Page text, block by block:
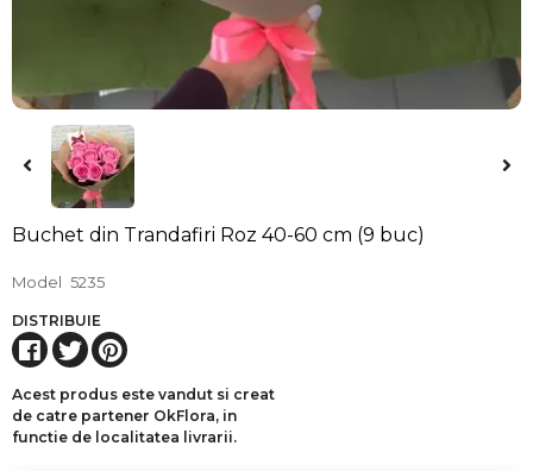
Buchet din Trandafiri Roz 40-60 cm (9 buc)
Model 5235
DISTRIBUIE
Acest produs este vandut si creat
de catre partener OkFlora, in
functie de localitatea livrarii.